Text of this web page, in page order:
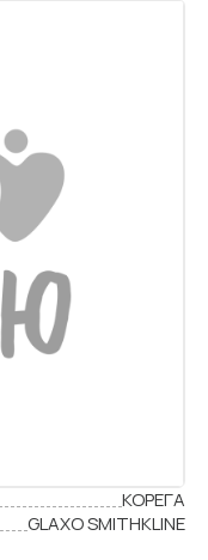
КОРЕГА
GLAXO SMITHKLINE